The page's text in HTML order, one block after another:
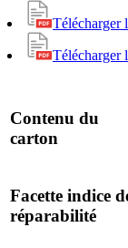
Télécharger
Télécharger
Contenu du
carton
Facette indice
réparabilité